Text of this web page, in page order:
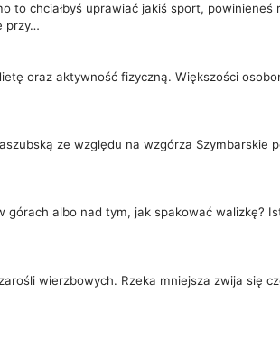
to chciałbyś uprawiać jakiś sport, powinieneś
przy…
oraz aktywność fizyczną. Większości
ze względu na wzgórza Szymbarskie
albo nad tym, jak spakować walizkę?
wierzbowych. Rzeka mniejsza zwija się